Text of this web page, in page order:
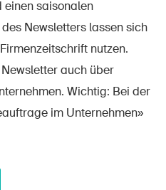
einen saisonalen
Newsletters lassen sich
nutzen.
auch über
Wichtig: Bei der
im Unternehmen»